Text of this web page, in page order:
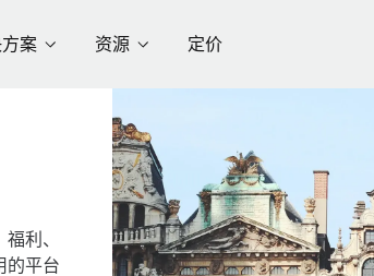
案 资源 定价
利、
的平台